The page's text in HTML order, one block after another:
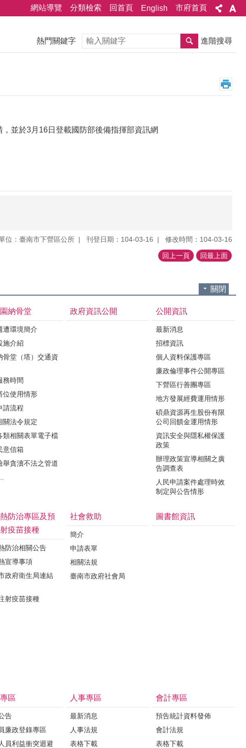
網站導覽 分類檢索 回首頁 English 市府首頁
熱門關鍵字 搜尋 進階搜尋
並於3月16日登載國防部後備指揮部資訊網
位：臺南市下營區公所 刊登日期：104-03-16 修改時間：104-03-16
回上一頁 回最上面
關閉
納骨堂
遭環境簡介
施介紹
骨堂（塔）交通資
務時間
位使用情形
請流程
關法令規定
類相關表單電子檔
意信箱
舉貪瀆不法之管道
政府資訊公開 公開資訊
最新消息
招標資訊
個人資料保護專區
廉政倫理事件公開專區
下營區行善團專區
地方發展經費運用情形
碩鼎資源再生股份有限
公司回饋金運用情形
資訊安全與隱私權保護
政策
辦理政策宣導相關之廣
告調查表
人民申請案件處理時效
制定與公告情形
防治專區及預
疫苗接種
防治相關公告
宣導事項
政府衛生局連結
射疫苗接種
社會救助
簡介
申請表單
相關法規
臺南市政府社會局
圖書館資訊
區
告
廉政登錄專區
員利益衝突迴避
人事專區
最新消息
人事法規
表格下載
會計專區
預告統計資料發佈
會計法規
表格下載